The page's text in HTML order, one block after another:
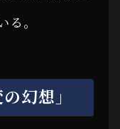
。
幻想」